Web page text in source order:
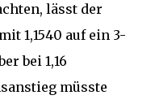
lässt der
1,1540 auf ein 3-
bei 1,16
müsste